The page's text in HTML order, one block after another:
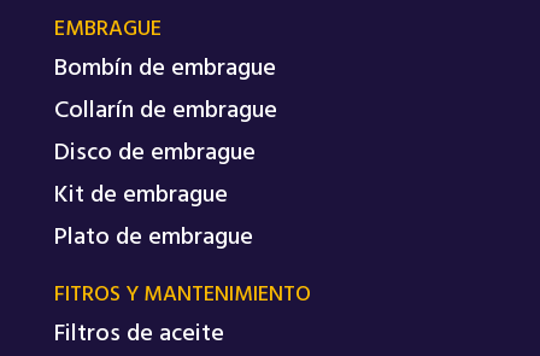
EMBRAGUE
Bombín de embrague
Collarín de embrague
Disco de embrague
Kit de embrague
Plato de embrague
FITROS Y MANTENIMIENTO
Filtros de aceite